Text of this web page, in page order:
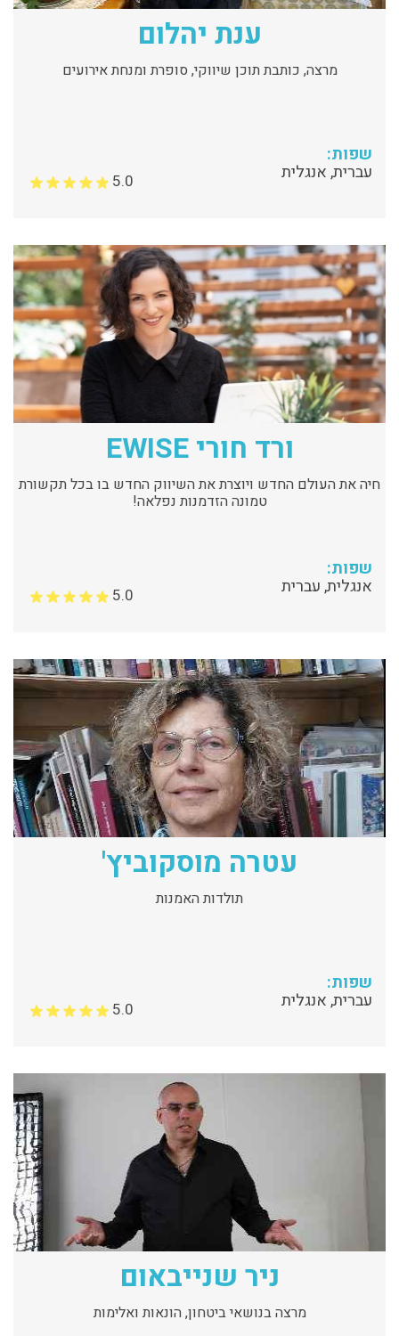
ענת יהלום
מרצה, כותבת תוכן שיווקי, סופרת ומנחת אירועים
שפות:
עברית, אנגלית 5.0
ורד חורי EWISE
חיה את העולם החדש ויוצרת את השיווק החדש בו בכל תקשורת
טמונה הזדמנות נפלאה!
שפות:
אנגלית, עברית 5.0
עטרה מוסקוביץ'
תולדות האמנות
שפות:
עברית, אנגלית 5.0
ניר שנייבאום
מרצה בנושאי ביטחון, הונאות ואלימות